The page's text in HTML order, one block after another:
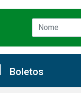
Boletos